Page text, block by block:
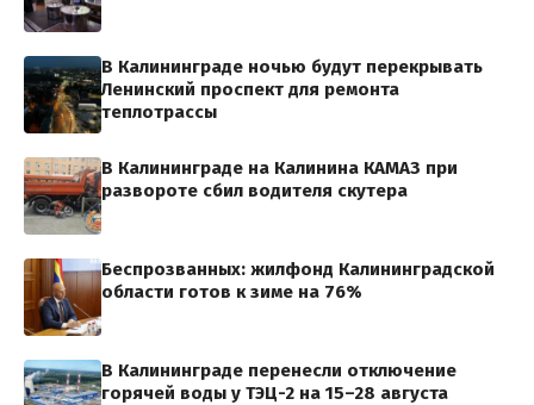
В Калининграде ночью будут перекрывать
Ленинский проспект для ремонта
теплотрассы
В Калининграде на Калинина КАМАЗ при
развороте сбил водителя скутера
Беспрозванных: жилфонд Калининградской
области готов к зиме на 76%
В Калининграде перенесли отключение
горячей воды у ТЭЦ-2 на 15–28 августа